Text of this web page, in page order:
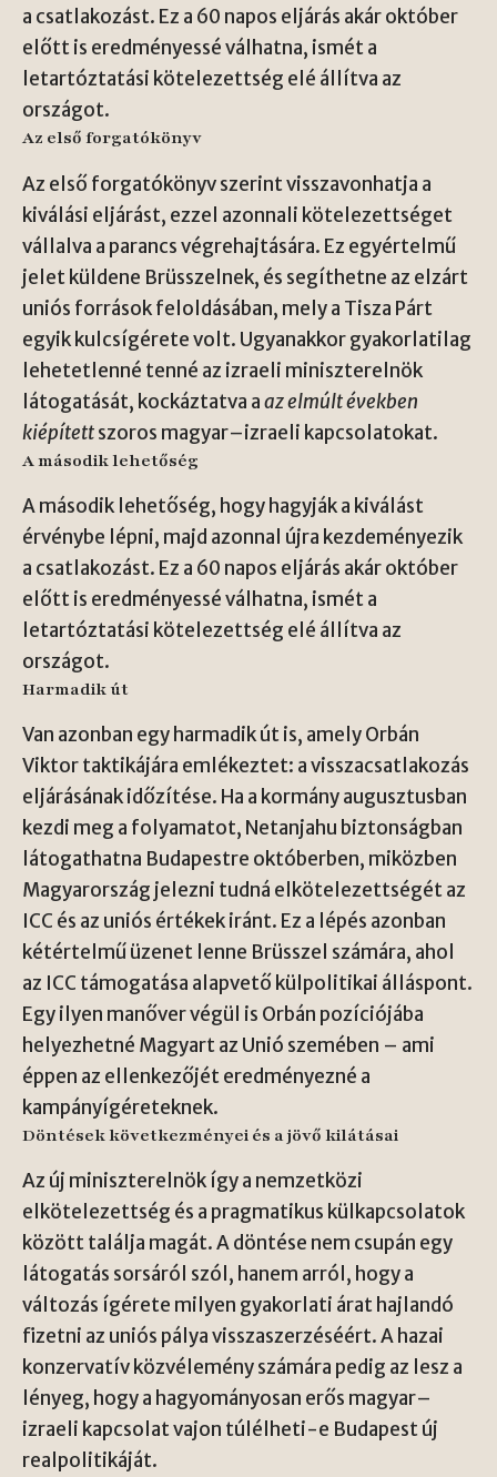
a csatlakozást. Ez a 60 napos eljárás akár október
előtt is eredményessé válhatna, ismét a
letartóztatási kötelezettség elé állítva az
országot.
Az első forgatókönyv
Az első forgatókönyv szerint visszavonhatja a
kiválási eljárást, ezzel azonnali kötelezettséget
vállalva a parancs végrehajtására. Ez egyértelmű
jelet küldene Brüsszelnek, és segíthetne az elzárt
uniós források feloldásában, mely a Tisza Párt
egyik kulcsígérete volt. Ugyanakkor gyakorlatilag
lehetetlenné tenné az izraeli miniszterelnök
látogatását, kockáztatva aaz elmúlt években
kiépítettszoros magyar–izraeli kapcsolatokat.
A második lehetőség
A második lehetőség, hogy hagyják a kiválást
érvénybe lépni, majd azonnal újra kezdeményezik
a csatlakozást. Ez a 60 napos eljárás akár október
előtt is eredményessé válhatna, ismét a
letartóztatási kötelezettség elé állítva az
országot.
Harmadik út
Van azonban egy harmadik út is, amely Orbán
Viktor taktikájára emlékeztet: a visszacsatlakozás
eljárásának időzítése. Ha a kormány augusztusban
kezdi meg a folyamatot, Netanjahu biztonságban
látogathatna Budapestre októberben, miközben
Magyarország jelezni tudná elkötelezettségét az
ICC és az uniós értékek iránt. Ez a lépés azonban
kétértelmű üzenet lenne Brüsszel számára, ahol
az ICC támogatása alapvető külpolitikai álláspont.
Egy ilyen manőver végül is Orbán pozíciójába
helyezhetné Magyart az Unió szemében – ami
éppen az ellenkezőjét eredményezné a
kampányígéreteknek.
Döntések következményei és a jövő kilátásai
Az új miniszterelnök így a nemzetközi
elkötelezettség és a pragmatikus külkapcsolatok
között találja magát. A döntése nem csupán egy
látogatás sorsáról szól, hanem arról, hogy a
változás ígérete milyen gyakorlati árat hajlandó
fizetni az uniós pálya visszaszerzéséért. A hazai
konzervatív közvélemény számára pedig az lesz a
lényeg, hogy a hagyományosan erős magyar–
izraeli kapcsolat vajon túlélheti-e Budapest új
realpolitikáját.